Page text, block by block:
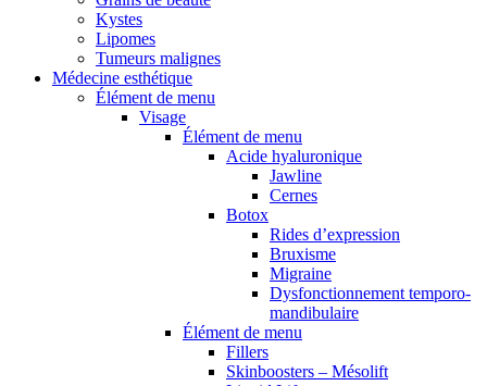
Kystes
Lipomes
Tumeurs malignes
Médecine esthétique
Élément de menu
Visage
Élément de menu
Acide hyaluronique
Jawline
Cernes
Botox
Rides d’expression
Bruxisme
Migraine
Dysfonctionnement temporo-
mandibulaire
Élément de menu
Fillers
Skinboosters – Mésolift